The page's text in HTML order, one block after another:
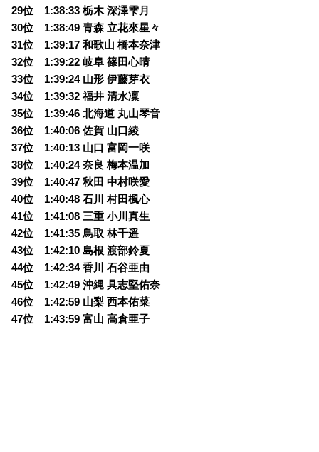
29位 1:38:33 栃木 深澤雫月
30位 1:38:49 青森 立花來星々
31位 1:39:17 和歌山 橋本奈津
32位 1:39:22 岐阜 篠田心晴
33位 1:39:24 山形 伊藤芽衣
34位 1:39:32 福井 清水凜
35位 1:39:46 北海道 丸山琴音
36位 1:40:06 佐賀 山口綾
37位 1:40:13 山口 富岡一咲
38位 1:40:24 奈良 梅本温加
39位 1:40:47 秋田 中村咲愛
40位 1:40:48 石川 村田楓心
41位 1:41:08 三重 小川真生
42位 1:41:35 鳥取 林千遥
43位 1:42:10 島根 渡部鈴夏
44位 1:42:34 香川 石谷亜由
45位 1:42:49 沖縄 具志堅佑奈
46位 1:42:59 山梨 西本佑菜
47位 1:43:59 富山 高倉亜子